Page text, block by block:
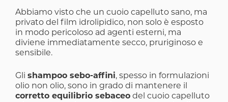
Abbiamo visto che un cuoio capelluto sano, ma
privato del film idrolipidico, non solo è esposto
in modo pericoloso ad agenti esterni, ma
diviene immediatamente secco, pruriginoso e
sensibile.
Gli shampoo sebo-affini, spesso in formulazioni
olio non olio, sono in grado di mantenere il
corretto equilibrio sebaceo del cuoio capelluto